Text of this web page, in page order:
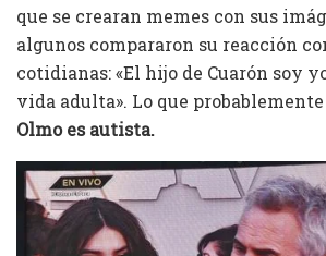
que se crearan memes con sus
algunos compararon su reacción
cotidianas: «El hijo de Cuarón soy
vida adulta». Lo que probablemente
Olmo es autista.